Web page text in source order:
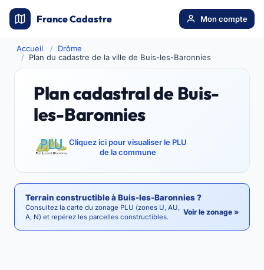
France Cadastre Mon compte
Accueil
Drôme
Plan du cadastre de la ville de Buis-les-Baronnies
Plan cadastral de Buis-
les-Baronnies
Cliquez ici pour visualiser le PLU
de la commune
Terrain constructible à Buis-les-Baronnies ?
Consultez la carte du zonage PLU (zones U, AU,
A, N) et repérez les parcelles constructibles.
Voir le zonage »